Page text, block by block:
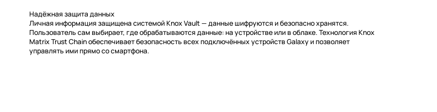
Надёжная защита данных
Личная информация защищена системой Knox Vault — данные шифруются и безопасно хранятся.
Пользователь сам выбирает, где обрабатываются данные: на устройстве или в облаке. Технология Knox
Matrix Trust Chain обеспечивает безопасность всех подключённых устройств Galaxy и позволяет
управлять ими прямо со смартфона.